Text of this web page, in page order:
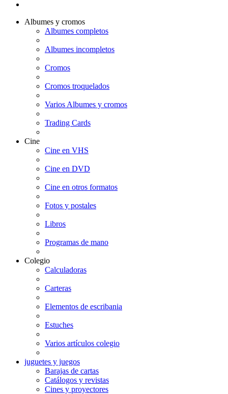
Albumes y cromos
Albumes completos
Albumes incompletos
Cromos
Cromos troquelados
Varios Albumes y cromos
Trading Cards
Cine
Cine en VHS
Cine en DVD
Cine en otros formatos
Fotos y postales
Libros
Programas de mano
Colegio
Calculadoras
Carteras
Elementos de escribania
Estuches
Varios artículos colegio
juguetes y juegos
Barajas de cartas
Catálogos y revistas
Cines y proyectores